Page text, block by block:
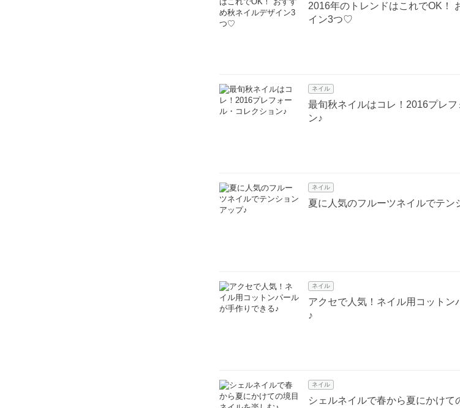
2016年のトレンドはこれでOK！
イン3つ♡
ネイル
最旬秋ネイルはコレ！2016プレフ
ン♪
ネイル
夏に人気のフルーツネイルでテン
ネイル
アクセで人気！ネイル用コットン
♪
ネイル
シェルネイルで春から夏にかけて